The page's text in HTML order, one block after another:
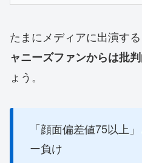
たまにメディアに出演する
ャニーズファンからは批
ょう。
「顔面偏差値75以上
ー負け